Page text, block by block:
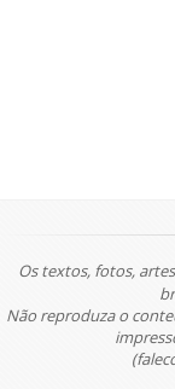
Os textos, fotos,
Não reproduza o